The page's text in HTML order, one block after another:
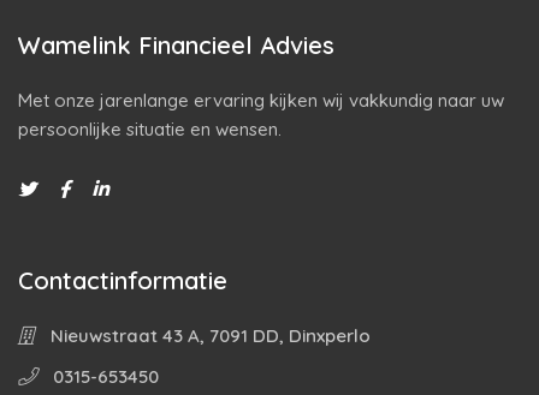
Wamelink Financieel Advies
Met onze jarenlange ervaring kijken wij vakkundig naar uw
persoonlijke situatie en wensen.
Contactinformatie
Nieuwstraat 43 A, 7091 DD, Dinxperlo
0315-653450